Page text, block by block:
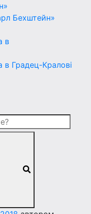
Бехштейн»
в
в Градец-Краловi